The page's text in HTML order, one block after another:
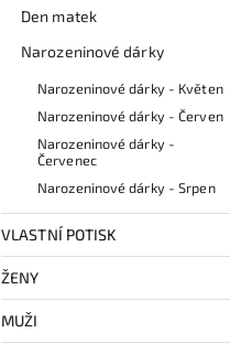
Den matek
Narozeninové dárky
Narozeninové dárky - Květen
Narozeninové dárky - Červen
Narozeninové dárky -
Červenec
Narozeninové dárky - Srpen
VLASTNÍ POTISK
ŽENY
MUŽI